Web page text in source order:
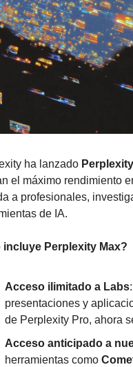
ha lanzado
el máximo rendimiento
a profesionales,
de IA.
incluye Perplexity Max?
Acceso ilimitado a Labs
presentaciones y
de Perplexity Pro, ahora
Acceso anticipado a
herramientas como